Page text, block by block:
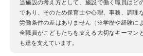
当施設の考え方として、施設で働く職員はど
であり、そのため保育士や心理、事務、調理
労働条件の差はありません（※学歴や経験に
全職員がこどもたちを支える大切なキーマン
も達を支えています。